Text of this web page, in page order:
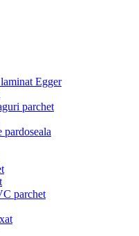
Egger
parchet
pardoseala
parchet